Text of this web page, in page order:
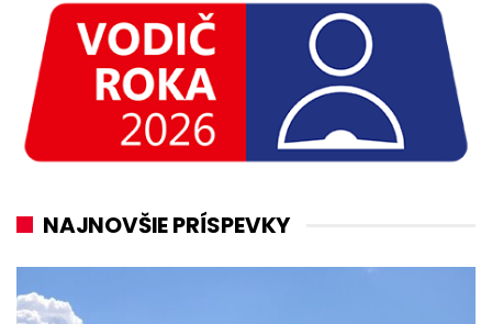
NAJNOVŠIE PRÍSPEVKY